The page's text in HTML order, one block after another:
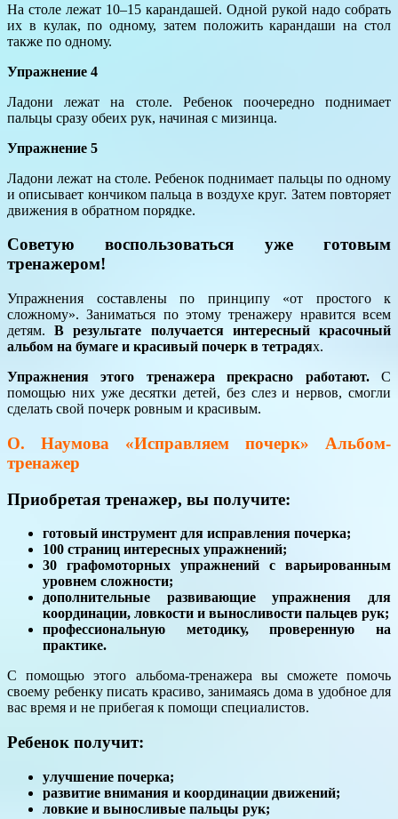
На столе лежат 10–15 карандашей. Одной рукой надо собрать
их в кулак, по одному, затем положить карандаши на стол
также по одному.
Упражнение 4
Ладони лежат на столе. Ребенок поочередно поднимает
пальцы сразу обеих рук, начиная с мизинца.
Упражнение 5
Ладони лежат на столе. Ребенок поднимает пальцы по одному
и описывает кончиком пальца в воздухе круг. Затем повторяет
движения в обратном порядке.
Советую воспользоваться уже готовым
тренажером!
Упражнения составлены по принципу «от простого к
сложному». Заниматься по этому тренажеру нравится всем
детям.В результате получается интересный красочный
альбом на бумаге и красивый почерк в тетрадях.
Упражнения этого тренажера прекрасно работают.С
помощью них уже десятки детей, без слез и нервов, смогли
сделать свой почерк ровным и красивым.
О. Наумова «Исправляем почерк» Альбом-
тренажер
Приобретая тренажер, вы получите:
готовый инструмент для исправления почерка;
100 страниц интересных упражнений;
30 графомоторных упражнений с варьированным
уровнем сложности;
дополнительные развивающие упражнения для
координации, ловкости и выносливости пальцев рук;
профессиональную методику, проверенную на
практике.
С помощью этого альбома-тренажера вы сможете помочь
своему ребенку писать красиво, занимаясь дома в удобное для
вас время и не прибегая к помощи специалистов.
Ребенок получит:
улучшение почерка;
развитие внимания и координации движений;
ловкие и выносливые пальцы рук;